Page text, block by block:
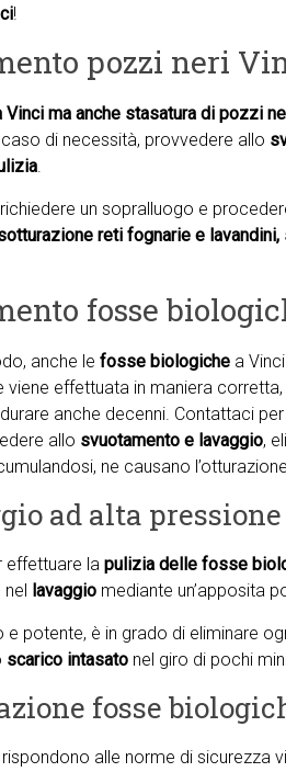
!
pozzi neri
ma anche stasatura di pozzi
caso di necessità, provvedere allo
.
un sopralluogo e
reti fognarie e
fosse
anche le fosse biologiche a
viene effettuata in maniera
anche decenni. Contattaci
allo svuotamento e lavaggio,
ne causano
ad alta
effettuare la pulizia delle fosse
nel lavaggio mediante un’apposita
e potente, è in grado di eliminare
scarico intasato nel giro di pochi
fosse
alle norme di sicurezza